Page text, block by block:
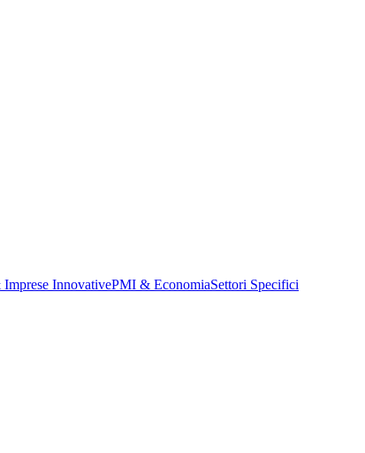
Imprese InnovativePMI & EconomiaSettori Specifici